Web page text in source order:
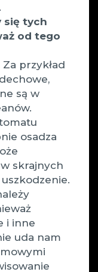
się tych
od tego
Za przykład
są w
osadza
skrajnych
i inne
uda nam